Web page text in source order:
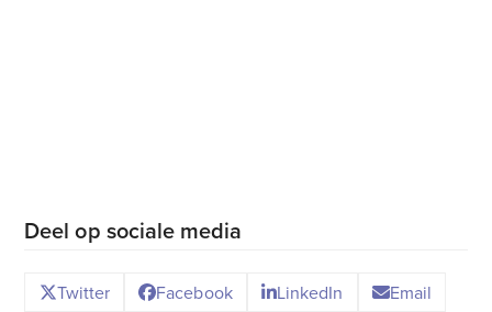
Deel op sociale media
Twitter Facebook LinkedIn Email